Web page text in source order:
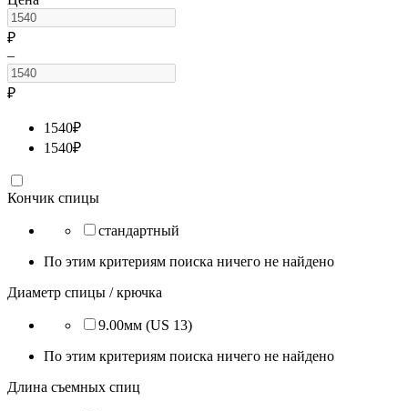
₽
–
₽
1540₽
1540₽
Кончик спицы
стандартный
По этим критериям поиска ничего не найдено
Диаметр спицы / крючка
9.00мм (US 13)
По этим критериям поиска ничего не найдено
Длина съемных спиц